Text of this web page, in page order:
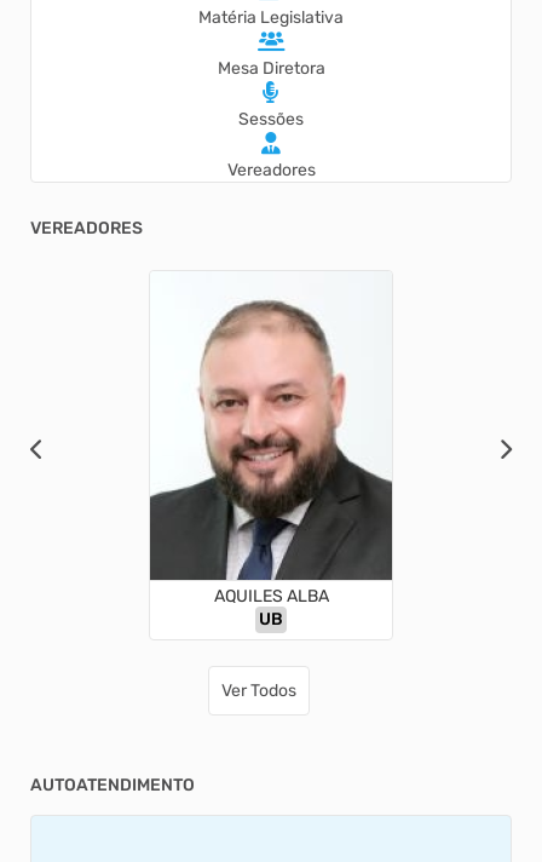
Matéria Legislativa
Mesa Diretora
Sessões
Vereadores
VEREADORES
AQUILES ALBA
UB
Ver Todos
AUTOATENDIMENTO